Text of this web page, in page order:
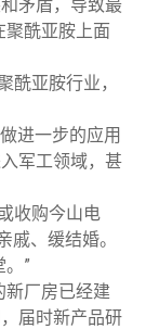
矛盾，导致最
聚酰亚胺上面
酰亚胺行业，
进一步的应用
军工领域，甚
收购今山电
戚、缓结婚。
”
新厂房已经建
届时新产品研